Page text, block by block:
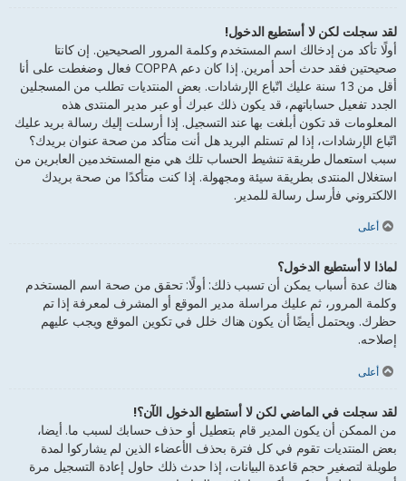
لقد سجلت لكن لا أستطيع الدخول!
أولًا تأكد من إدخالك اسم المستخدم وكلمة المرور الصحيحين. إن كانتا
صحيحتين فقد حدث أحد أمرين. إذا كان دعم COPPA فعال وضغطت على أنا
أقل من 13 سنة عليك اتّباع الإرشادات. بعض المنتديات تطلب من المسجلين
الجدد تفعيل حساباتهم، قد يكون ذلك عبرك أو عبر مدير المنتدى هذه
المعلومات قد تكون أبلغت بها عند التسجيل. إذا أرسلت إليك رسالة بريد عليك
اتّباع الإرشادات، إذا لم تستلم البريد هل أنت متأكد من صحة عنوان بريدك؟
سبب استعمال طريقة تنشيط الحساب تلك هي منع المستخدمين العابرين من
استغلال المنتدى بطريقة سيئة ومجهولة. إذا كنت متأكدًا من صحة بريدك
الالكتروني فأرسل رسالة للمدير.
أعلى
لماذا لا أستطيع الدخول؟
هناك عدة أسباب يمكن أن تسبب ذلك: أولًا: تحقق من صحة اسم المستخدم
وكلمة المرور، ثم عليك مراسلة مدير الموقع أو المشرف لمعرفة إذا تم
حظرك. ويحتمل أيضًا أن يكون هناك خلل في تكوين الموقع ويجب عليهم
إصلاحه.
أعلى
لقد سجلت في الماضي لكن لا أستطيع الدخول الآن؟!
من الممكن أن يكون المدير قام بتعطيل أو حذف حسابك لسبب ما. أيضا،
بعض المنتديات تقوم في كل فترة بحذف الأعضاء الذين لم يشاركوا لمدة
طويلة لتصغير حجم قاعدة البيانات، إذا حدث ذلك حاول إعادة التسجيل مرة